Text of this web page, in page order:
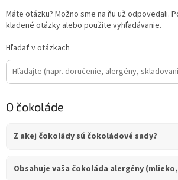
Máte otázku? Možno sme na ňu už odpovedali.
kladené otázky alebo použite vyhľadávanie.
Hľadať v otázkach
O čokoláde
Z akej čokolády sú čokoládové sady?
Obsahuje vaša čokoláda alergény